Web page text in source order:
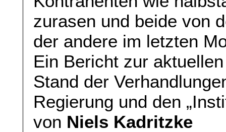
zurasen und beide von
der andere im letzten
Ein Bericht zur
Stand der
Regierung und den
von Niels Kadritzke